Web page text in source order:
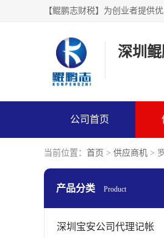
【鲲鹏志财税】为创业者提供
深圳
公司首页
当前位置： 首页 > 供应商机 >
产品分类 Product
深圳宝安公司代理记帐